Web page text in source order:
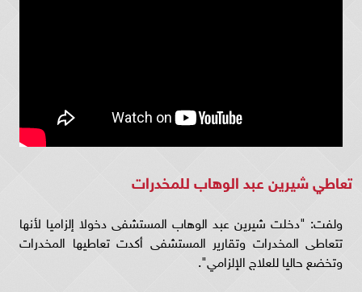
تعاطي شيرين عبد الوهاب للمخدرات
ولفت: "دخلت شيرين عبد الوهاب المستشفى دخولا إلزاميا لأنها
تتعاطى المخدرات وتقارير المستشفى أكدت تعاطيها المخدرات
وتخضع حاليا للعلاج الإلزامي".